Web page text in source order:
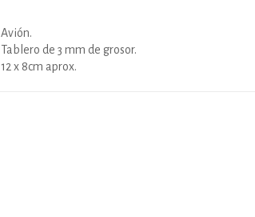
Avión.
Tablero de 3 mm de grosor.
12 x 8cm aprox.